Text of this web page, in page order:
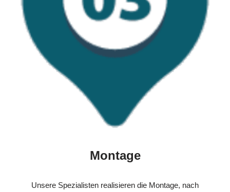
Montage
Unsere Spezialisten realisieren die Montage, nach